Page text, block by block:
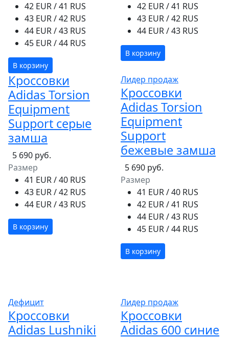
42 EUR / 41 RUS
43 EUR / 42 RUS
44 EUR / 43 RUS
45 EUR / 44 RUS
В корзину
42 EUR / 41 RUS
43 EUR / 42 RUS
44 EUR / 43 RUS
В корзину
Кроссовки
Adidas Torsion
Equipment
Support серые
замша
5 690 руб.
Размер
41 EUR / 40 RUS
43 EUR / 42 RUS
44 EUR / 43 RUS
В корзину
Лидер продаж
Кроссовки
Adidas Torsion
Equipment
Support
бежевые замша
5 690 руб.
Размер
41 EUR / 40 RUS
42 EUR / 41 RUS
44 EUR / 43 RUS
45 EUR / 44 RUS
В корзину
Дефицит
Кроссовки
Adidas Lushniki
Лидер продаж
Кроссовки
Adidas 600 синие